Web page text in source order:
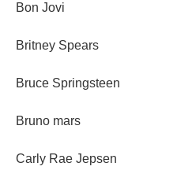
Bon Jovi
Britney Spears
Bruce Springsteen
Bruno mars
Carly Rae Jepsen